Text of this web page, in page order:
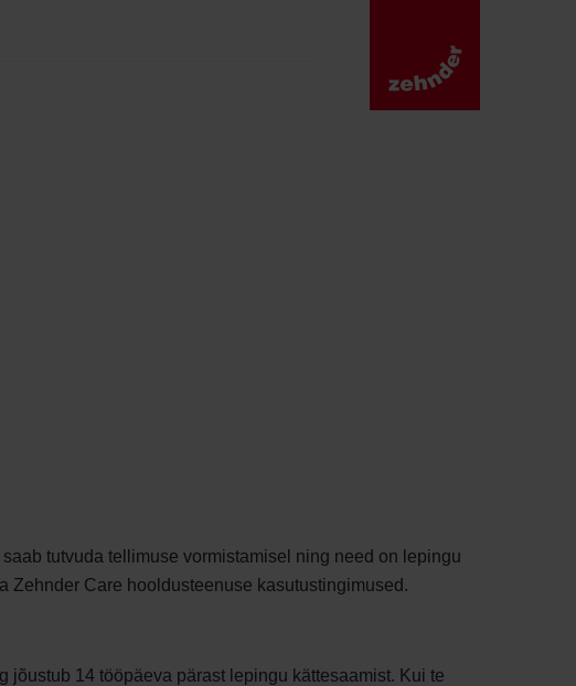
tutvuda tellimuse vormistamisel ning need on lepingu
Care hooldusteenuse kasutustingimused.
14 tööpäeva pärast lepingu kättesaamist. Kui te